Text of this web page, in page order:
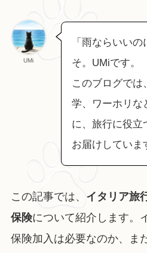
UMi
「雨ならいい
そ。UMiです。
このブログでは
学、ワーホリな
に、旅行に役立
お届けしていま
この記事では、 イタリア旅
保険について紹介します。
保険加入は必要なのか、ま